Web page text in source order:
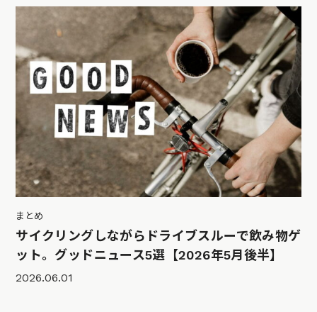
まとめ
サイクリングしながらドライブスルーで飲み物ゲ
ット。グッドニュース5選【2026年5月後半】
2026.06.01